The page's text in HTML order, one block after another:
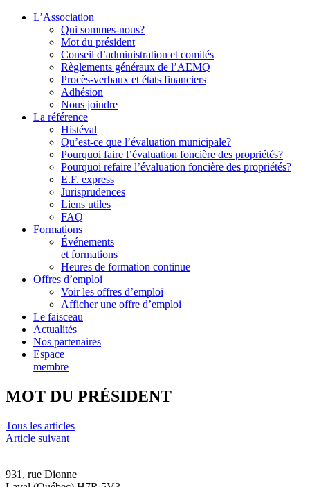
L’Association
Qui sommes-nous?
Mot du président
Conseil d’administration et comités
Règlements généraux de l’AEMQ
Procès-verbaux et états financiers
Adhésion
Nous joindre
La référence
Histéval
Qu’est-ce que l’évaluation municipale?
Pourquoi faire l’évaluation foncière des propriétés?
Pourquoi refaire l’évaluation foncière des propriétés?
E.F. express
Jurisprudences
Liens utiles
FAQ
Formations
Événements
et formations
Heures de formation continue
Offres d’emploi
Voir les offres d’emploi
Afficher une offre d’emploi
Le faisceau
Actualités
Nos partenaires
Espace
membre
MOT DU PRÉSIDENT
Tous les articles
Article suivant
931, rue Dionne